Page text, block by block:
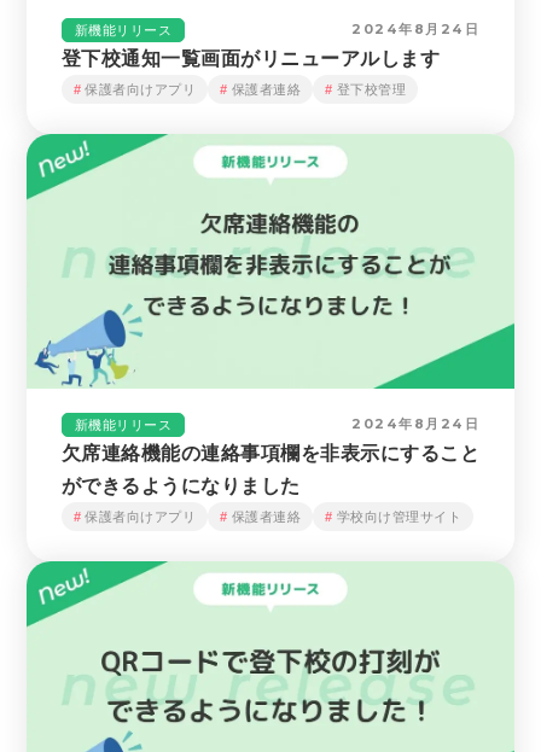
新機能リリース 2024年8月24日
登下校通知一覧画面がリニューアルします
保護者向けアプリ 保護者連絡 登下校管理
新機能リリース 2024年8月24日
欠席連絡機能の連絡事項欄を非表示にすること
ができるようになりました
保護者向けアプリ 保護者連絡 学校向け管理サイト